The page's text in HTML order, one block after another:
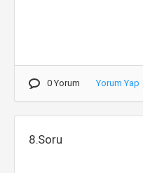
0 Yorum Yorum Yap
8.Soru